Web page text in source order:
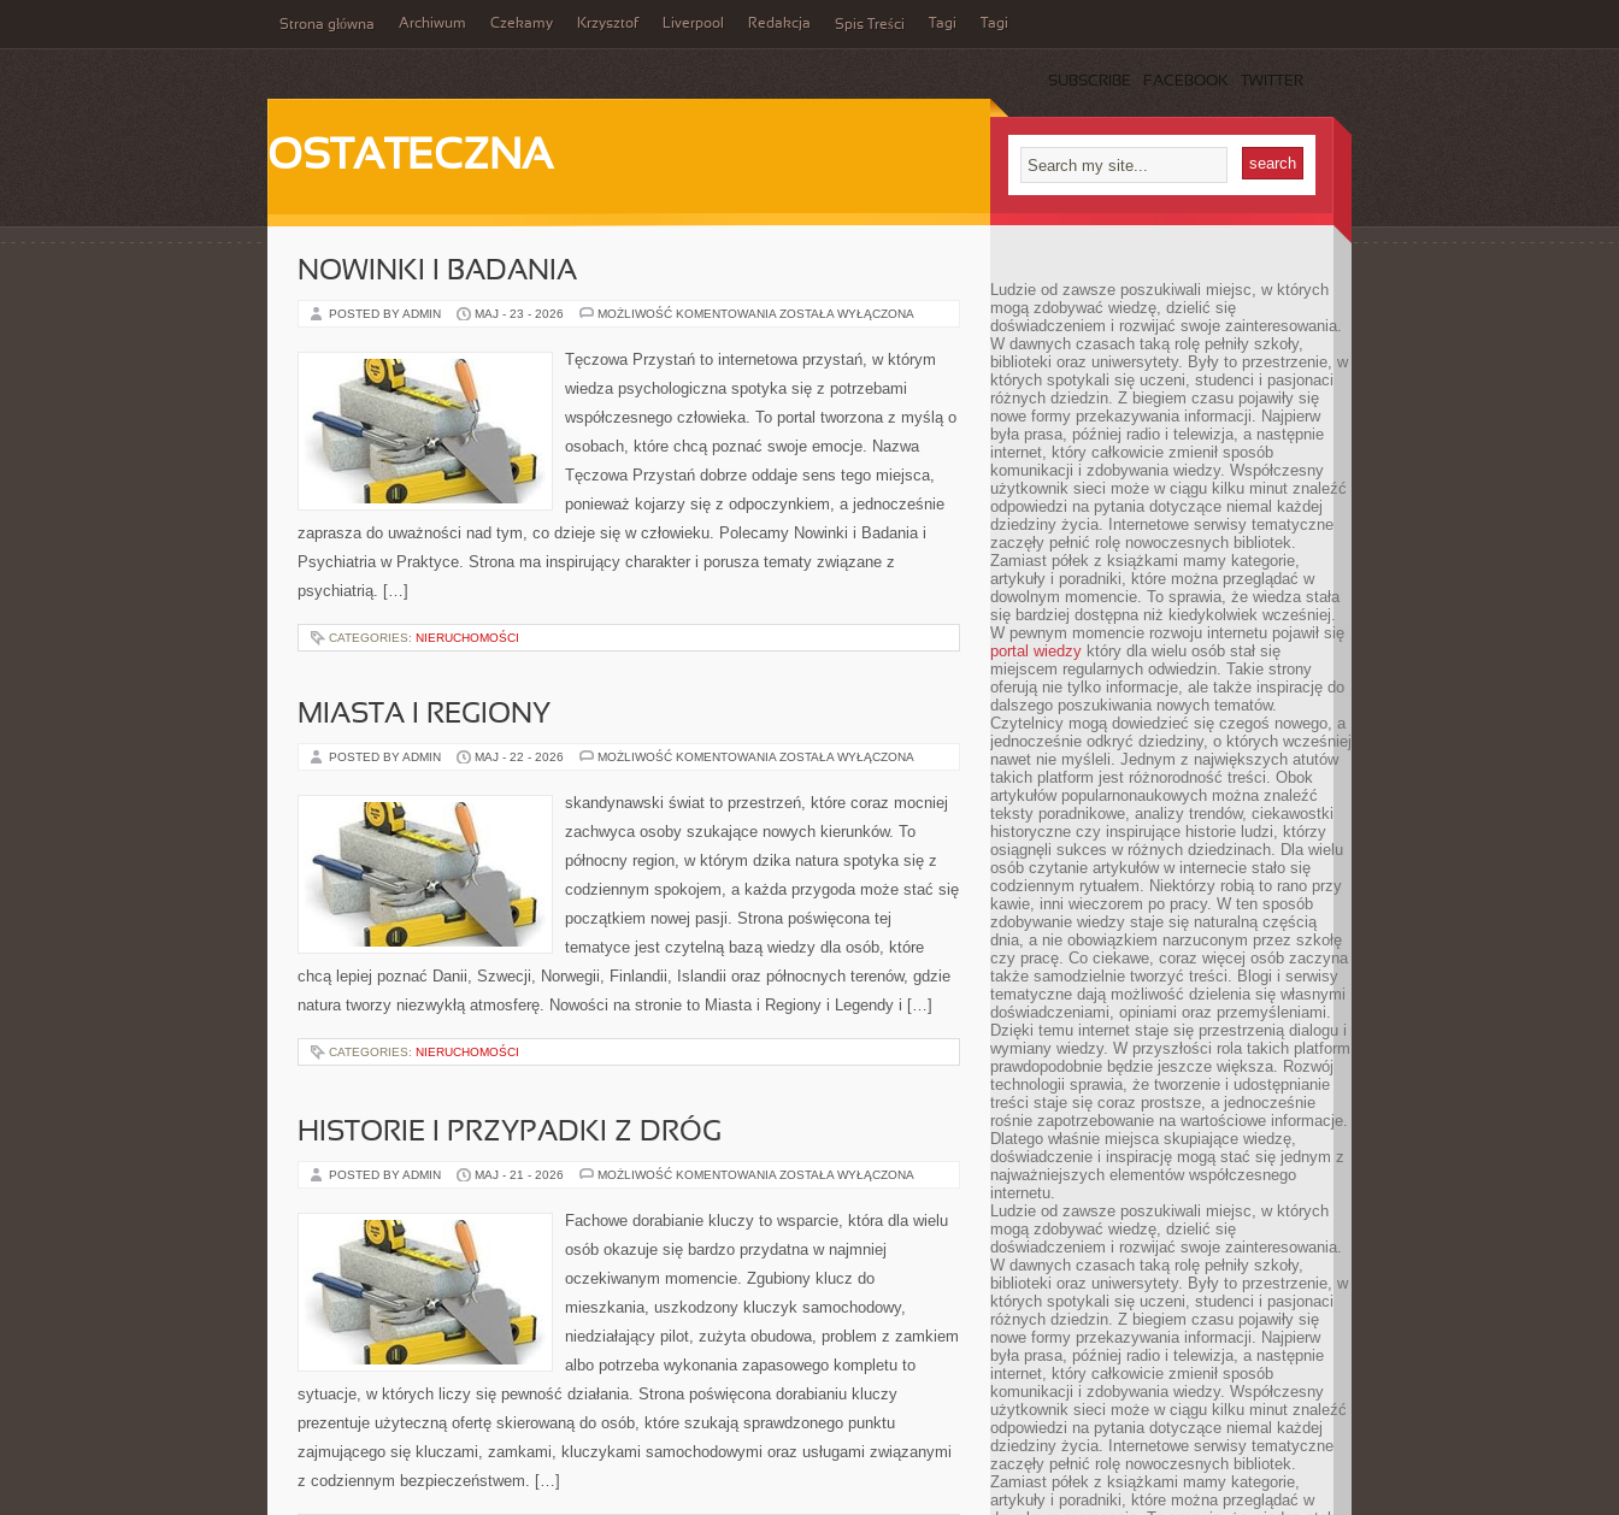
Strona główna Archiwum Czekamy Krzysztof Liverpool Redakcja Spis Treści Tagi Tagi
SUBSCRIBE FACEBOOK TWITTER
OSTATECZNA
NOWINKI I BADANIA
POSTED BY ADMIN MAJ - 23 - 2026 MOŻLIWOŚĆ KOMENTOWANIA NOWINKI
ZOSTAŁA WYŁĄCZONA
Tęczowa Przystań to internetowa przystań, w którym
wiedza psychologiczna spotyka się z potrzebami
współczesnego człowieka. To portal tworzona z myślą o
osobach, które chcą poznać swoje emocje. Nazwa
Tęczowa Przystań dobrze oddaje sens tego miejsca,
ponieważ kojarzy się z odpoczynkiem, a jednocześnie
zaprasza do uważności nad tym, co dzieje się w człowieku. Polecamy Nowinki i Badania i
Psychiatria w Praktyce. Strona ma inspirujący charakter i porusza tematy związane z
psychiatrią. […]
CATEGORIES: NIERUCHOMOŚCI
MIASTA I REGIONY
POSTED BY ADMIN MAJ - 22 - 2026 MOŻLIWOŚĆ KOMENTOWANIA MIASTA
ZOSTAŁA WYŁĄCZONA
skandynawski świat to przestrzeń, które coraz mocniej
zachwyca osoby szukające nowych kierunków. To
północny region, w którym dzika natura spotyka się z
codziennym spokojem, a każda przygoda może stać się
początkiem nowej pasji. Strona poświęcona tej
tematyce jest czytelną bazą wiedzy dla osób, które
chcą lepiej poznać Danii, Szwecji, Norwegii, Finlandii, Islandii oraz północnych terenów, gdzie
natura tworzy niezwykłą atmosferę. Nowości na stronie to Miasta i Regiony i Legendy i […]
CATEGORIES: NIERUCHOMOŚCI
HISTORIE I PRZYPADKI Z DRÓG
POSTED BY ADMIN MAJ - 21 - 2026 MOŻLIWOŚĆ KOMENTOWANIA HISTORIE
DRÓG
ZOSTAŁA WYŁĄCZONA
Fachowe dorabianie kluczy to wsparcie, która dla wielu
osób okazuje się bardzo przydatna w najmniej
oczekiwanym momencie. Zgubiony klucz do
mieszkania, uszkodzony kluczyk samochodowy,
niedziałający pilot, zużyta obudowa, problem z zamkiem
albo potrzeba wykonania zapasowego kompletu to
sytuacje, w których liczy się pewność działania. Strona poświęcona dorabianiu kluczy
prezentuje użyteczną ofertę skierowaną do osób, które szukają sprawdzonego punktu
zajmującego się kluczami, zamkami, kluczykami samochodowymi oraz usługami związanymi
z codziennym bezpieczeństwem. […]
Ludzie od zawsze poszukiwali miejsc, w których
mogą zdobywać wiedzę, dzielić się
doświadczeniem i rozwijać swoje zainteresowania.
W dawnych czasach taką rolę pełniły szkoły,
biblioteki oraz uniwersytety. Były to przestrzenie, w
których spotykali się uczeni, studenci i pasjonaci
różnych dziedzin. Z biegiem czasu pojawiły się
nowe formy przekazywania informacji. Najpierw
była prasa, później radio i telewizja, a następnie
internet, który całkowicie zmienił sposób
komunikacji i zdobywania wiedzy. Współczesny
użytkownik sieci może w ciągu kilku minut znaleźć
odpowiedzi na pytania dotyczące niemal każdej
dziedziny życia. Internetowe serwisy tematyczne
zaczęły pełnić rolę nowoczesnych bibliotek.
Zamiast półek z książkami mamy kategorie,
artykuły i poradniki, które można przeglądać w
dowolnym momencie. To sprawia, że wiedza stała
się bardziej dostępna niż kiedykolwiek wcześniej.
W pewnym momencie rozwoju internetu pojawił się
portal wiedzy który dla wielu osób stał się
miejscem regularnych odwiedzin. Takie strony
oferują nie tylko informacje, ale także inspirację do
dalszego poszukiwania nowych tematów.
Czytelnicy mogą dowiedzieć się czegoś nowego, a
jednocześnie odkryć dziedziny, o których wcześniej
nawet nie myśleli. Jednym z największych atutów
takich platform jest różnorodność treści. Obok
artykułów popularnonaukowych można znaleźć
teksty poradnikowe, analizy trendów, ciekawostki
historyczne czy inspirujące historie ludzi, którzy
osiągnęli sukces w różnych dziedzinach. Dla wielu
osób czytanie artykułów w internecie stało się
codziennym rytuałem. Niektórzy robią to rano przy
kawie, inni wieczorem po pracy. W ten sposób
zdobywanie wiedzy staje się naturalną częścią
dnia, a nie obowiązkiem narzuconym przez szkołę
czy pracę. Co ciekawe, coraz więcej osób zaczyna
także samodzielnie tworzyć treści. Blogi i serwisy
tematyczne dają możliwość dzielenia się własnymi
doświadczeniami, opiniami oraz przemyśleniami.
Dzięki temu internet staje się przestrzenią dialogu i
wymiany wiedzy. W przyszłości rola takich platform
prawdopodobnie będzie jeszcze większa. Rozwój
technologii sprawia, że tworzenie i udostępnianie
treści staje się coraz prostsze, a jednocześnie
rośnie zapotrzebowanie na wartościowe informacje.
Dlatego właśnie miejsca skupiające wiedzę,
doświadczenie i inspirację mogą stać się jednym z
najważniejszych elementów współczesnego
internetu.
Ludzie od zawsze poszukiwali miejsc, w których
mogą zdobywać wiedzę, dzielić się
doświadczeniem i rozwijać swoje zainteresowania.
W dawnych czasach taką rolę pełniły szkoły,
biblioteki oraz uniwersytety. Były to przestrzenie, w
których spotykali się uczeni, studenci i pasjonaci
różnych dziedzin. Z biegiem czasu pojawiły się
nowe formy przekazywania informacji. Najpierw
była prasa, później radio i telewizja, a następnie
internet, który całkowicie zmienił sposób
komunikacji i zdobywania wiedzy. Współczesny
użytkownik sieci może w ciągu kilku minut znaleźć
odpowiedzi na pytania dotyczące niemal każdej
dziedziny życia. Internetowe serwisy tematyczne
zaczęły pełnić rolę nowoczesnych bibliotek.
Zamiast półek z książkami mamy kategorie,
artykuły i poradniki, które można przeglądać w